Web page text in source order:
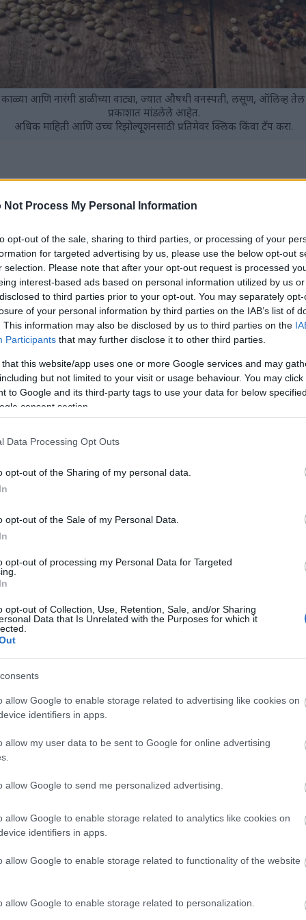
Not Process My Personal Information
opt-out of the sale, sharing to third parties, or processing of your
for targeted advertising by us, please use the below opt-out
selection. Please note that after your opt-out request is processed
interest-based ads based on personal information utilized by us
to third parties prior to your opt-out. You may separately
of your personal information by third parties on the IAB’s list of
This information may also be disclosed by us to third parties on the
Participants that may further disclose it to other third parties.
that this website/app uses one or more Google services and may
but not limited to your visit or usage behaviour. You may
to Google and its third-party tags to use your data for below
consent section.
Data Processing Opt Outs
opt-out of the Sharing of my personal data.
opt-out of the Sale of my Personal Data.
opt-out of processing my Personal Data for Targeted
opt-out of Collection, Use, Retention, Sale, and/or Sharing
Data that Is Unrelated with the Purposes for which it
allow Google to enable storage related to advertising like cookies on
identifiers in apps.
allow my user data to be sent to Google for online advertising
allow Google to send me personalized advertising.
allow Google to enable storage related to analytics like cookies on
identifiers in apps.
allow Google to enable storage related to functionality of the website
allow Google to enable storage related to personalization.
काळ्या आणि नारंगी डाळीच्या वाट्या, ज्यात औषधी वनस्पती, लसूण,
प्रकाशात मांडलेले आहेत.
अधिक माहिती आणि उच्च रिझोल्यूशनसाठी प्रतिमेवर क्लिक किंवा टॅप करा.
पौष्टिक आणि किफायतशीर स्रोत आहे.
असलेले असतात, ज्यामुळे ते एक उत्तम आहार पर्याय बनतात.
पचन सुधारण्यास मदत होते कारण त्यात फायबरचे प्रमाण जास्त असते.
निरोगी मसूर पाककृतींमध्ये त्यांचा समावेश केला जाऊ शकतो.
आणि वजन व्यवस्थापनास मदत करू शकते.
जे पोषक तत्वांनी भरलेले असतात. ते हजारो वर्षांपासून एक मुख्य अन्न
मांसाचा पर्याय म्हणून पाहिला जात असे. आता, ते त्यांच्या आरोग्यदायी
वापरू शकता.
यामुळे ते नवशिक्या आणि अनुभवी स्वयंपाकींसाठी परिपूर्ण बनते.
आणि त्यांच्या उत्तम पौष्टिक मूल्यांसाठी ओळखल्या जातात. शिजवलेल्या
सुरुवात आहे. त्यात १७.९ ग्रॅम प्रथिने देखील असतात, जे मांस न
असतात, प्रत्येक सर्विंगमध्ये सुमारे ३९.९ ग्रॅम असतात. त्यात १५.६ ग्रॅम
जास्त काळ तृप्ती वाटते.
असतात, जी आरोग्यासाठी महत्त्वाची असतात. त्यात फोलेटसारखे
लोह, मॅग्नेशियम आणि पोटॅशियम देखील असते.
करते. मॅग्नेशियम स्नायू आणि नसांसाठी चांगले आहे. पोटॅशियम रक्तदाब
त्यामुळे अनेक आरोग्य फायदे देखील मिळतात. जीवनसत्त्वे आणि
चव आणि स्वयंपाकाची पद्धत असते. या प्रकारांबद्दल जाणून घेतल्यास
स्वस्त आणि बहुमुखी आहेत, स्टू आणि सूपसाठी उत्तम आहेत. त्यांचा मातीचा
असते. ते सॅलडसाठी परिपूर्ण आहेत कारण ते छान कुरकुरीतपणा देतात.
यामुळे ते सूप आणि प्युरीसाठी आदर्श बनते ज्यांना गुळगुळीत पोत
एक विशेष चव देते. शिजवल्यावर ते त्यांचा आकार टिकवून